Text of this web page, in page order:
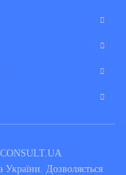
України. Дозволяється